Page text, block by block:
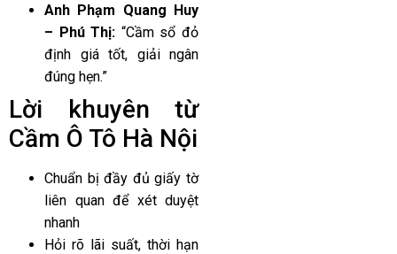
Anh Phạm Quang Huy
– Phú Thị: “Cầm sổ đỏ
định giá tốt, giải ngân
đúng hẹn.”
Lời khuyên từ
Cầm Ô Tô Hà Nội
Chuẩn bị đầy đủ giấy tờ
liên quan để xét duyệt
nhanh
Hỏi rõ lãi suất, thời hạn